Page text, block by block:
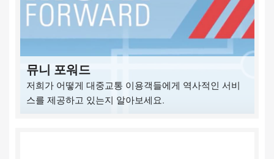
뮤니 포워드
저희가 어떻게 대중교통 이용객들에게 역사적인 서비
스를 제공하고 있는지 알아보세요.